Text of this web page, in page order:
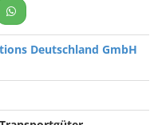
Deutschland GmbH